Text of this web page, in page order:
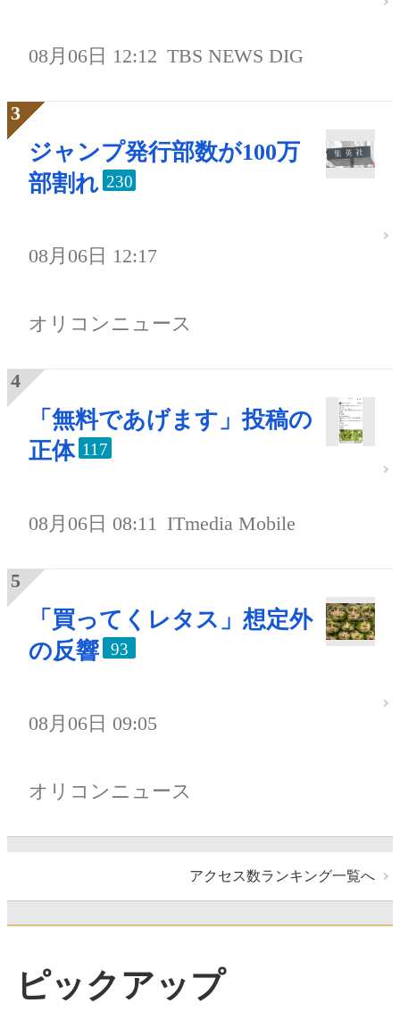
08月06日 12:12 TBS NEWS DIG
ジャンプ発行部数が100万
部割れ 230
08月06日 12:17
オリコンニュース
「無料であげます」投稿の
正体 117
08月06日 08:11 ITmedia Mobile
「買ってくレタス」想定外
の反響
93
08月06日 09:05
オリコンニュース
アクセス数ランキング一覧へ
ピックアップ